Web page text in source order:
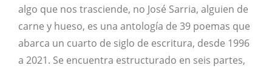
algo que nos trasciende, no José Sarria, alguien de
carne y hueso, es una antología de 39 poemas que
abarca un cuarto de siglo de escritura, desde 1996
a 2021. Se encuentra estructurado en seis partes,